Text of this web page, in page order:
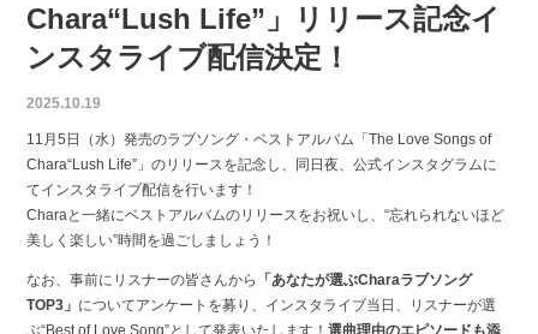
Chara“Lush Life”」リリース記念イ
ンスタライブ配信決定！
2025.10.19
11月5日（水）発売のラブソング・ベストアルバム「The Love Songs of
Chara“Lush Life”」のリリースを記念し、同日夜、公式インスタグラムに
てインスタライブ配信を行います！
Charaと一緒にベストアルバムのリリースをお祝いし、“忘れられないほど
美しく楽しい”時間を過ごしましょう！
なお、事前にリスナーの皆さんから
「あなたが選ぶCharaラブソング
TOP3」 についてアンケートを募り、インスタライブ当日、リスナーが選
ぶ“Best of Love Song”として発表いたします！選曲理由のエピソードも添